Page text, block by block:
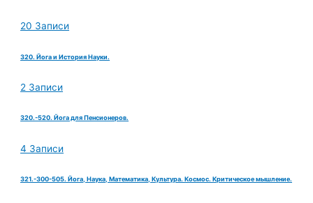
20 Записи
320. Йога и История Науки.
2 Записи
320.-520. Йога для Пенсионеров.
4 Записи
321.-300-505. Йога, Наука, Математика, Культура. Космос. Критическое мышление.